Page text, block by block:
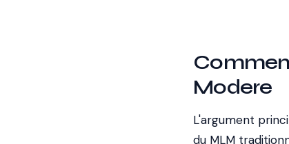
Modere
L'argument
du MLM